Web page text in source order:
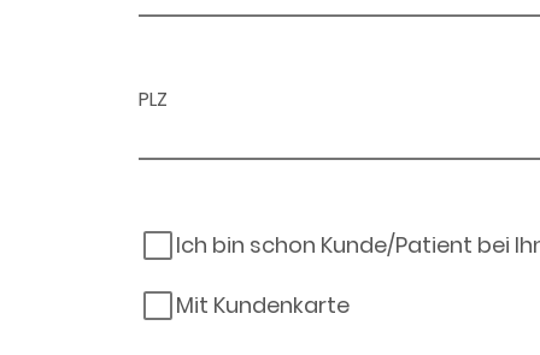
PLZ
Ich bin schon Kunde/Patient bei
Mit Kundenkarte